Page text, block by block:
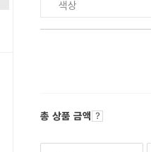
색상
총 상품 금액